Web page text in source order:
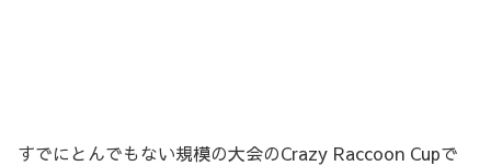
すでにとんでもない規模の大会のCrazy Raccoon Cupで